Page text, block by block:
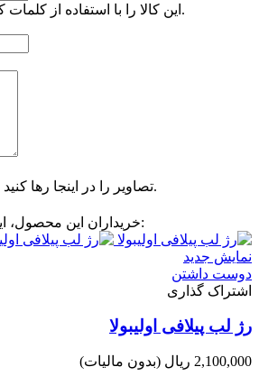
این کالا را با استفاده از کلمات کوتاه و ساده توضیح دهید.
تصاویر را در اینجا رها کنید و یا برای آپلود کلیک کنید.
خریداران این محصول، این کالاها را نیز خریده اند:
نمایش جدید
دوست داشتن
اشتراک گذاری
رژ لب پیلافی اولیبولا
2,100,000 ریال (بدون مالیات)